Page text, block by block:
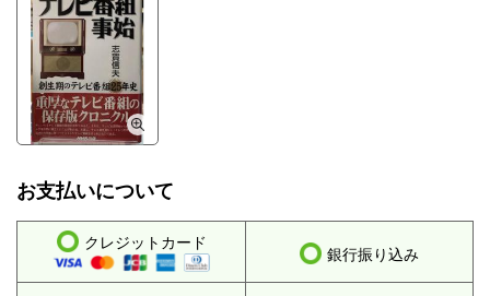
お支払いについて
クレジットカード
銀行振り込み